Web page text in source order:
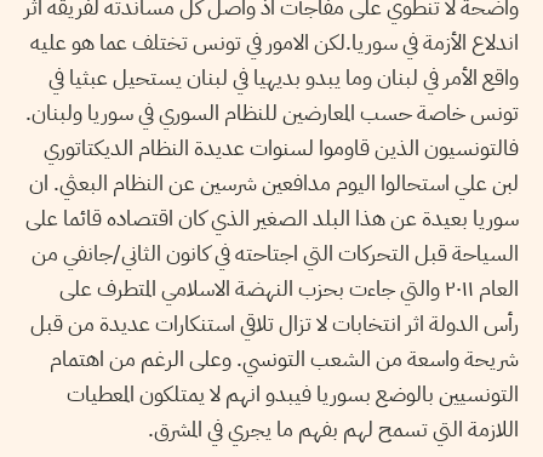
اندلاع الأزمة في سوريا.لكن الامور في تونس تختلف عما هو عليه
واقع الأمر في لبنان وما يبدو بديهيا في لبنان يستحيل عبثيا في
تونس خاصة حسب المعارضين للنظام السوري في سوريا ولبنان.
فالتونسيون الذين قاوموا لسنوات عديدة النظام الديكتاتوري
لبن علي استحالوا اليوم مدافعين شرسين عن النظام البعثي. ان
سوريا بعيدة عن هذا البلد الصغير الذي كان اقتصاده قائما على
السياحة قبل التحركات التي اجتاحته في كانون الثاني/جانفي من
العام ٢٠١١ والتي جاءت بحزب النهضة الاسلامي المتطرف على
رأس الدولة اثر انتخابات لا تزال تلاقي استنكارات عديدة من قبل
شريحة واسعة من الشعب التونسي. وعلى الرغم من اهتمام
التونسيين بالوضع بسوريا فيبدو انهم لا يمتلكون المعطيات
اللازمة التي تسمح لهم بفهم ما يجري في المشرق.